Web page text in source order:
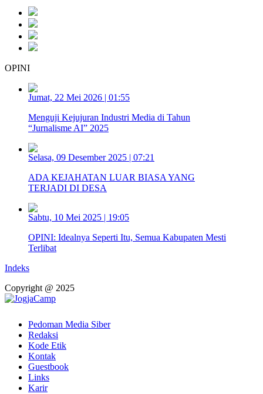
OPINI
Jumat, 22 Mei 2026 | 01:55
Menguji Kejujuran Industri Media di Tahun
“Jurnalisme AI” 2025
Selasa, 09 Desember 2025 | 07:21
ADA KEJAHATAN LUAR BIASA YANG
TERJADI DI DESA
Sabtu, 10 Mei 2025 | 19:05
OPINI: Idealnya Seperti Itu, Semua Kabupaten Mesti
Terlibat
Indeks
Copyright @ 2025
Pedoman Media Siber
Redaksi
Kode Etik
Kontak
Guestbook
Links
Karir